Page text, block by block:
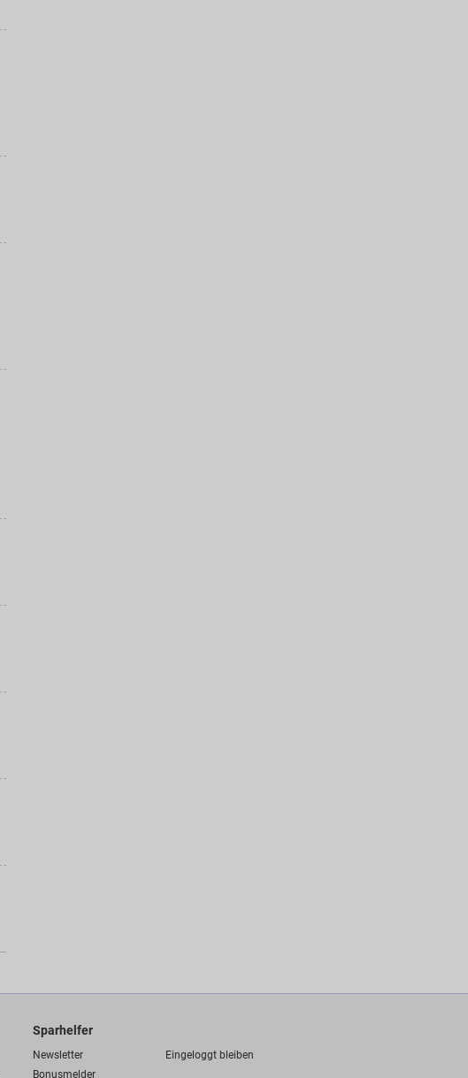
Sparhelfer
Newsletter
Eingeloggt bleiben
Bonusmelder